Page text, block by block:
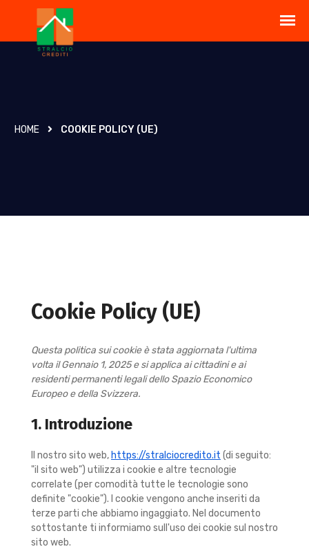
HOME COOKIE POLICY (UE)
Cookie Policy (UE)
Questa politica sui cookie è stata aggiornata l'ultima
volta il Gennaio 1, 2025 e si applica ai cittadini e ai
residenti permanenti legali dello Spazio Economico
Europeo e della Svizzera.
1. Introduzione
Il nostro sito web, https://stralciocredito.it (di seguito:
"il sito web") utilizza i cookie e altre tecnologie
correlate (per comodità tutte le tecnologie sono
definite "cookie"). I cookie vengono anche inseriti da
terze parti che abbiamo ingaggiato. Nel documento
sottostante ti informiamo sull'uso dei cookie sul nostro
sito web.